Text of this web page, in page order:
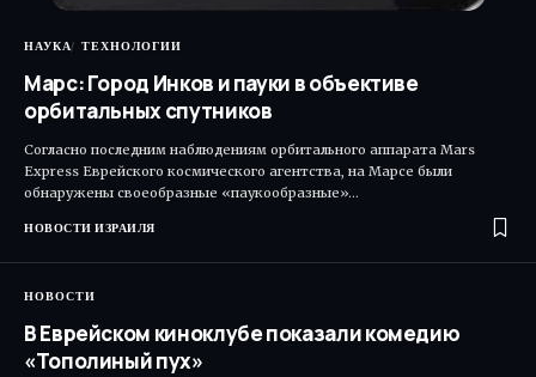
НАУКА ТЕХНОЛОГИИ
Марс: Город Инков и пауки в объективе
орбитальных спутников
Согласно последним наблюдениям орбитального аппарата Mars
Express Еврейского космического агентства, на Марсе были
обнаружены своеобразные «паукообразные»…
НОВОСТИ ИЗРАИЛЯ
НОВОСТИ
В Еврейском киноклубе показали комедию
«Тополиный пух»